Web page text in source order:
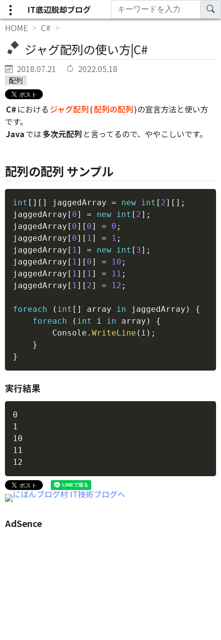
IT底辺脱却ブログ
HOME
C#
ジャグ配列の使い方|C#
2018.07.21 2022.05.18
配列
C# における ジャグ配列(配列の配列)の宣言方法と使い方
です。
Javaでは多次元配列 と言ってるので、ややこしいです。
配列の配列 サンプル
int [ ] [ ] jaggedArray = new int [ 2] [ ] ;
jaggedArray [ 0] = new int [ 2] ;
jaggedArray [ 0] [ 0] = 0 ;
jaggedArray [ 0] [ 1] = 1 ;
jaggedArray [ 1] = new int [ 3] ;
jaggedArray [ 1] [ 0] = 10 ;
jaggedArray [ 1] [ 1] = 11 ;
jaggedArray [ 1] [ 2] = 12 ;
foreach ( int [ ] array in jaggedArray )
{
foreach
( int i in array )
{
        Console
.WriteLine ( i ) ;
}
}
実行結果
0
1
10
11
AdSence